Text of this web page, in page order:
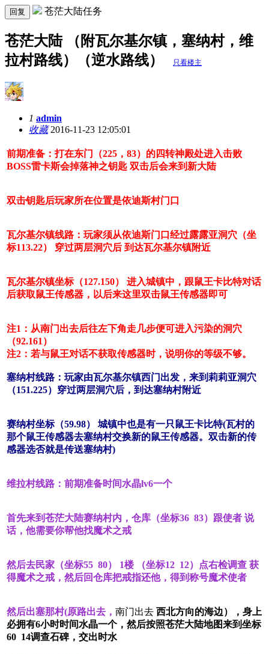
回复 苍茫大陆任务
苍茫大陆 （附瓦尔基尔镇，塞纳村，维
拉村路线）（逆水路线）
只看楼主
1 admin
收藏2016-11-23 12:05:01
前期准备：打在东门（225，83）的四转神殿处进入击败
BOSS雷卡斯会掉落神之钥匙 双击后会来到新大陆
双击钥匙后玩家所在位置是依迪斯村门口
瓦尔基尔镇线路：玩家须从依迪斯门口经过露露亚洞穴（坐
标113.22） 穿过两层洞穴后 到达瓦尔基尔镇附近
瓦尔基尔镇坐标（127.150） 进入城镇中，跟鼠王卡比特对话
后获取鼠王传感器，以后来这里双击鼠王传感器即可
注1：从南门出去后往左下角走几步便可进入污染的洞穴
（92.161）
注2：若与鼠王对话不获取传感器时，说明你的等级不够。
塞纳村线路：玩家由瓦尔基尔镇西门出发，来到莉莉亚洞穴
（151.225）穿过两层洞穴后，到达塞纳村附近
赛纳村坐标（59.98） 城镇中也是有一只鼠王卡比特(瓦村的
那个鼠王传感器去塞纳村交换新的鼠王传感器。双击新的传
感器选否就是传送塞纳村)
维拉村线路：前期准备时间水晶lv6一个
首先来到苍茫大陆赛纳村内，仓库（坐标36 83）跟使者 说
话，他需要你帮他找魔术之戒
然后去民家（坐标55 80） 1楼 （坐标12 12）点右检调查 获
得魔术之戒，然后回仓库把戒指还他，得到称号魔术使者
然后出塞那村(原路出去， 南门出去 西北方向的海边），身上
必拥有6小时时间水晶一个，然后按照苍茫大陆地图来到坐标
60 14调查石碑，交出时水